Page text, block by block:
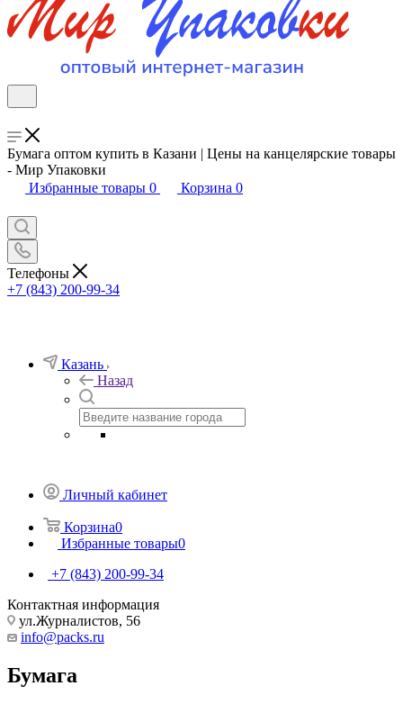
Бумага оптом купить в Казани | Цены на канцелярские товары
- Мир Упаковки
Избранные товары 0 Корзина 0
Телефоны
+7 (843) 200-99-34
Казань
Назад
Личный кабинет
Корзина0
Избранные товары0
+7 (843) 200-99-34
Контактная информация
ул.Журналистов, 56
info@packs.ru
Бумага